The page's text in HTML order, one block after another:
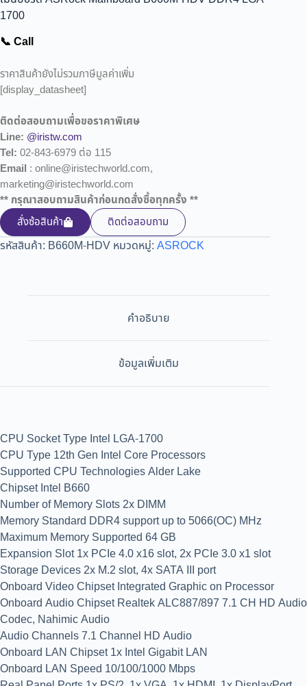
1700
📞 Call
ราคาสินค้ายังไม่รวมภาษีมูลค่าเพิ่ม
[display_datasheet]
ติดต่อสอบถามเพื่อขอราคาพิเศษ
Line: @iristw.com
Tel: 02-843-6979 ต่อ 115
Email : online@iristechworld.com,
marketing@iristechworld.com
** กรุณาสอบถามสินค้าก่อนกดสั่งซื้อทุกครั้ง **
สั่งซ้อสินค้า
ติดต่อสอบถาม
รหัสสินค้า: B660M-HDV หมวดหมู่: ASROCK
คำอธิบาย
ข้อมูลเพิ่มเติม
CPU Socket Type Intel LGA-1700
CPU Type 12th Gen Intel Core Processors
Supported CPU Technologies Alder Lake
Chipset Intel B660
Number of Memory Slots 2x DIMM
Memory Standard DDR4 support up to 5066(OC) MHz
Maximum Memory Supported 64 GB
Expansion Slot 1x PCIe 4.0 x16 slot, 2x PCIe 3.0 x1 slot
Storage Devices 2x M.2 slot, 4x SATA III port
Onboard Video Chipset Integrated Graphic on Processor
Onboard Audio Chipset Realtek ALC887/897 7.1 CH HD Audio
Codec, Nahimic Audio
Audio Channels 7.1 Channel HD Audio
Onboard LAN Chipset 1x Intel Gigabit LAN
Onboard LAN Speed 10/100/1000 Mbps